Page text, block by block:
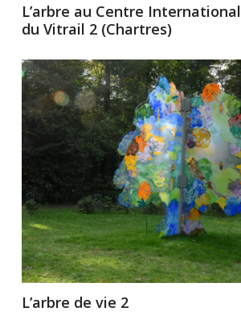
L’arbre au Centre International
du Vitrail 2 (Chartres)
L’arbre de vie 2